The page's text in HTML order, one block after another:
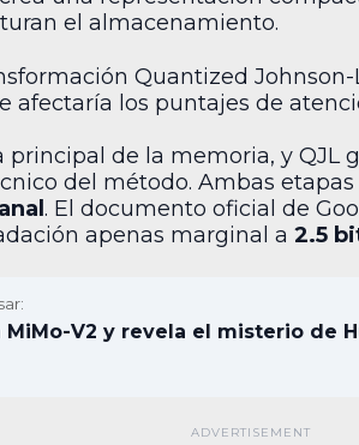
el almacenamiento.
Quantized
afectaría los puntajes de
de la memoria, y QJL
del método. Ambas
. El documento oficial de
apenas marginal a 2.5
MiMo-V2 y revela el misterio de